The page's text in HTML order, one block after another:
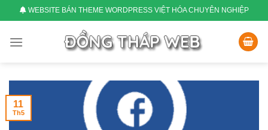
to
content
WEBSITE BÁN THEME WORDPRESS VIỆT HÓA CHUYÊN NGHIỆP
11
Th5